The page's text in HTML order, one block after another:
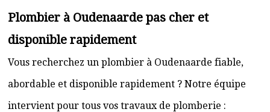
Plombier à Oudenaarde pas cher et
disponible rapidement
Vous recherchez un plombier à Oudenaarde fiable,
abordable et disponible rapidement ? Notre équipe
intervient pour tous vos travaux de plomberie :